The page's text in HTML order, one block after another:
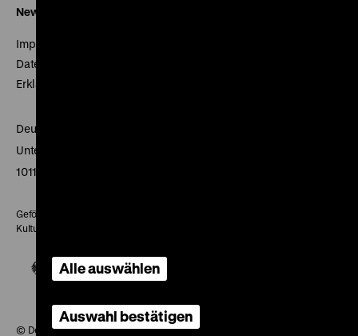
Newsletter
Impressum
Datenschutz
Erklärung digitale Barrierefreiheit
Deutsches Historisches Museum
Unter den Linden 2
10117 Berlin
Gefördert mit Mitteln des Beauftragten der Bundesregierung für
Kultur und Medien
© Deutsches Historisches Museum, 2026
Alle auswählen
Auswahl bestätigen